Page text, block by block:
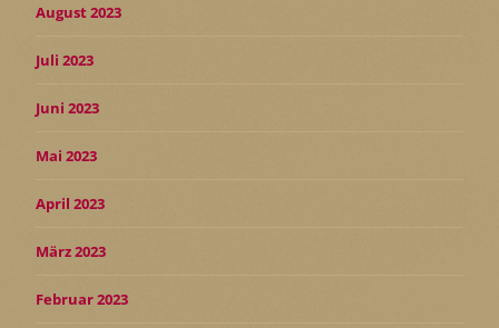
August 2023
Juli 2023
Juni 2023
Mai 2023
April 2023
März 2023
Februar 2023